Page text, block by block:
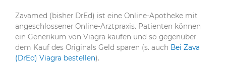
Zavamed (bisher DrEd) ist eine Online-Apotheke mit
angeschlossener Online-Arztpraxis. Patienten können
ein Generikum von Viagra kaufen und so gegenüber
dem Kauf des Originals Geld sparen (s. auch Bei Zava
(DrEd) Viagra bestellen).